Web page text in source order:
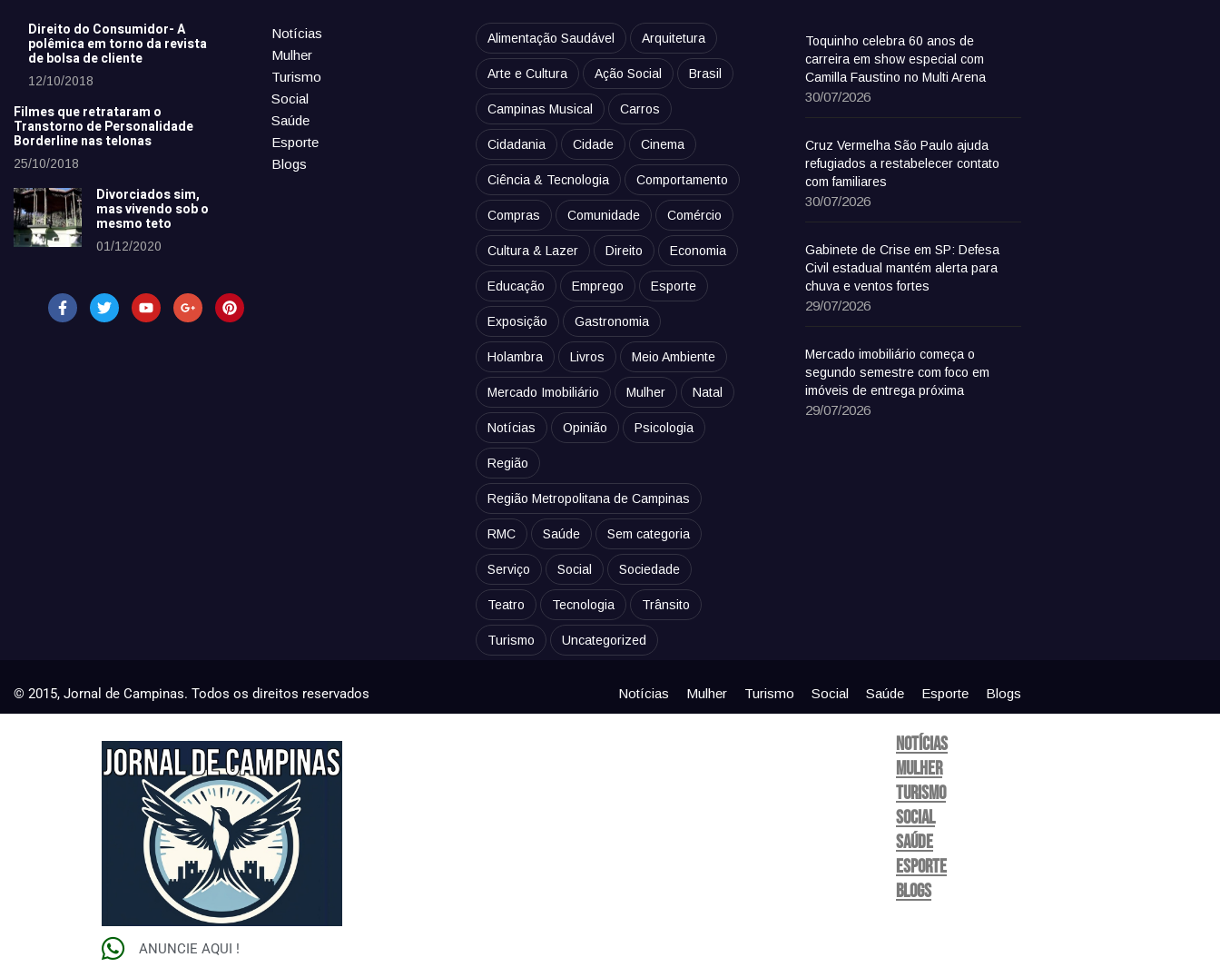
Direito do Consumidor- A
polêmica em torno da revista
de bolsa de cliente
12/10/2018
Filmes que retrataram o
Transtorno de Personalidade
Borderline nas telonas
25/10/2018
Divorciados sim,
mas vivendo sob o
mesmo teto
01/12/2020
Notícias
Mulher
Turismo
Social
Saúde
Esporte
Blogs
Alimentação Saudável Arquitetura
Arte e Cultura Ação Social Brasil
Campinas Musical Carros
Cidadania Cidade Cinema
Ciência & Tecnologia Comportamento
Compras Comunidade Comércio
Cultura & Lazer Direito Economia
Educação Emprego Esporte
Exposição Gastronomia
Holambra Livros Meio Ambiente
Mercado Imobiliário Mulher Natal
Notícias Opinião Psicologia
Região
Região Metropolitana de Campinas
RMC Saúde Sem categoria
Serviço Social Sociedade
Teatro Tecnologia Trânsito
Turismo Uncategorized
Toquinho celebra 60 anos de
carreira em show especial com
Camilla Faustino no Multi Arena
30/07/2026
Cruz Vermelha São Paulo ajuda
refugiados a restabelecer contato
com familiares
30/07/2026
Gabinete de Crise em SP: Defesa
Civil estadual mantém alerta para
chuva e ventos fortes
29/07/2026
Mercado imobiliário começa o
segundo semestre com foco em
imóveis de entrega próxima
29/07/2026
© 2015, Jornal de Campinas. Todos os direitos reservados Notícias Mulher Turismo Social Saúde Esporte Blogs
ANUNCIE AQUI !
Notícias
Mulher
Turismo
Social
Saúde
Esporte
Blogs